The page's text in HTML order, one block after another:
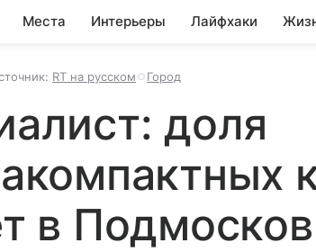
Места Интерьеры Лайфхаки
RT на русском Город
доля
в